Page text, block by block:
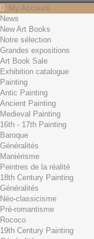
My Account
Contact
English
English
Français
News
Search
Cart (empty)
No products
Free shipping!
0,00 € Total
Check out
News
New Art Books
Notre sélection
Grandes expositions
Art Book Sale
Exhibition catalogue
Painting
Antic Painting
Ancient Painting
Medieval Painting
16th - 17th Painting
Baroque
Généralités
Maniérisme
Peintres de la réalité
18th Century Painting
Généralités
Néo-classicisme
Pré-romantisme
Rococo
19th Century Painting